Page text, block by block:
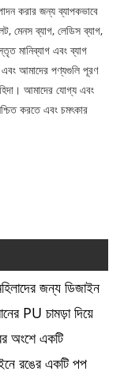
করার জন্য ব্যাপকভাবে
মেনস ব্যাগ, লেডিস ব্যাগ,
মানিব্যাগ এবং ব্যাগ
আমাদের পণ্যগুলি পূরণ
আমাদের যোগ্য এবং
করতে এবং চমৎকার
জন্য ডিজাইন
PU চামড়া দিয়ে
অংশে একটি
রঙের একটি পপ